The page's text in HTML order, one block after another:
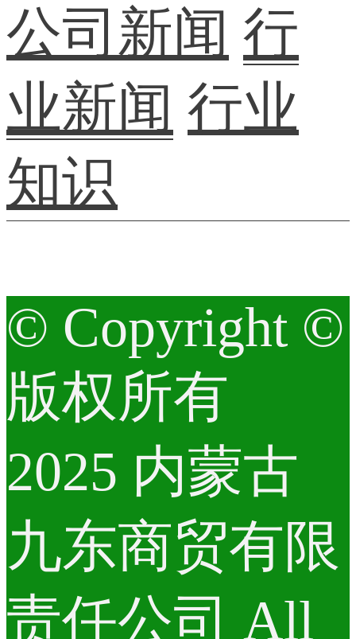
公司新闻 行
业新闻 行业
知识
© Copyright ©
版权所有
2025 内蒙古
九东商贸有限
责任公司 All